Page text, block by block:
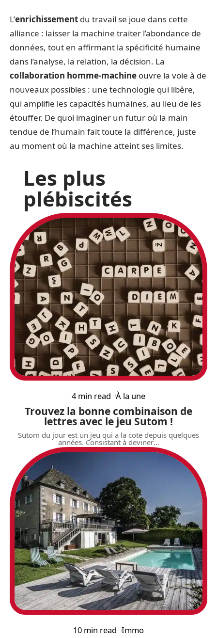
L’enrichissement du travail se joue dans cette
alliance : laisser la machine traiter l’abondance de
données, tout en affirmant la spécificité humaine
dans l’analyse, la relation, la décision. La
collaboration homme-machine ouvre la voie à de
nouveaux possibles : une technologie qui libère,
qui amplifie les capacités humaines, au lieu de les
étouffer. De quoi imaginer un futur où la main
tendue de l’humain fait toute la différence, juste
au moment où la machine atteint ses limites.
Les plus
plébiscités
4 min read À la une
Trouvez la bonne combinaison de
lettres avec le jeu Sutom !
Sutom du jour est un jeu qui a la cote depuis quelques
années. Consistant à deviner…
10 min read Immo